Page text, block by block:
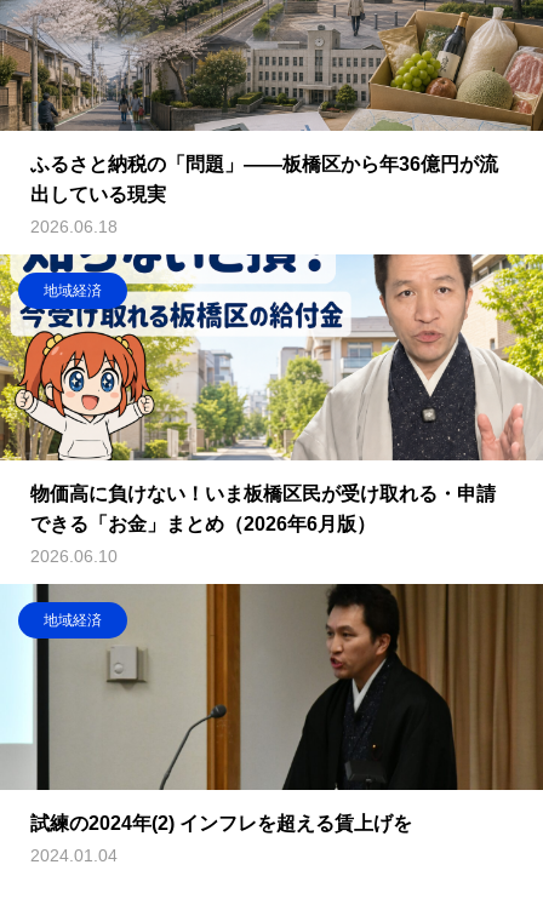
ふるさと納税の「問題」——板橋区から年36億円が流
出している現実
2026.06.18
地域経済
物価高に負けない！いま板橋区民が受け取れる・申請
できる「お金」まとめ（2026年6月版）
2026.06.10
地域経済
試練の2024年(2) インフレを超える賃上げを
2024.01.04